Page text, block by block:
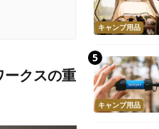
ークスの重
キャンプ用品
キャンプ用品